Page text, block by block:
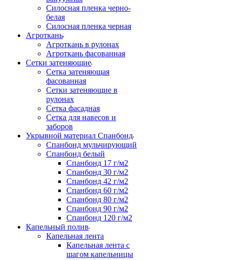
Силосная пленка черно-
белая
Силосная пленка черная
Агроткань
Агроткань в рулонах
Агроткань фасованная
Сетки затеняющие
Сетка затеняющая
фасованная
Сетки затеняющие в
рулонах
Сетка фасадная
Сетка для навесов и
заборов
Укрывной материал Спанбонд
Спанбонд мульчирующий
Спанбонд белый
Спанбонд 17 г/м2
Спанбонд 30 г/м2
Спанбонд 42 г/м2
Спанбонд 60 г/м2
Спанбонд 80 г/м2
Спанбонд 90 г/м2
Спанбонд 120 г/м2
Капельный полив
Капельная лента
Капельная лента с
шагом капельницы